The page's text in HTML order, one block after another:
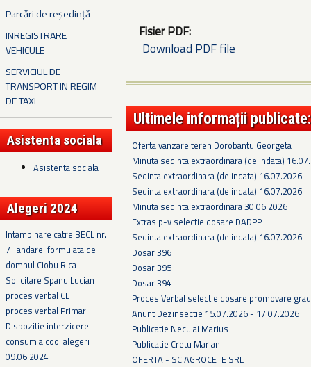
Parcări de reședință
INREGISTRARE
VEHICULE
SERVICIUL DE
TRANSPORT IN REGIM
DE TAXI
Asistenta sociala
Asistenta sociala
Alegeri 2024
Intampinare catre BECL nr.
7 Tandarei formulata de
domnul Ciobu Rica
Solicitare Spanu Lucian
proces verbal CL
proces verbal Primar
Dispozitie interzicere
consum alcool alegeri
09.06.2024
Fisier PDF:
Download PDF file
Ultimele informații publicate:
Oferta vanzare teren Dorobantu Georgeta
Minuta sedinta extraordinara (de indata)
Sedinta extraordinara (de indata) 16.07.2026
Sedinta extraordinara (de indata) 16.07.2026
Minuta sedinta extraordinara 30.06.2026
Extras p-v selectie dosare DADPP
Sedinta extraordinara (de indata) 16.07.2026
Dosar 396
Dosar 395
Dosar 394
Proces Verbal selectie dosare promovare
Anunt Dezinsectie 15.07.2026 - 17.07.2026
Publicatie Neculai Marius
Publicatie Cretu Marian
OFERTA - SC AGROCETE SRL